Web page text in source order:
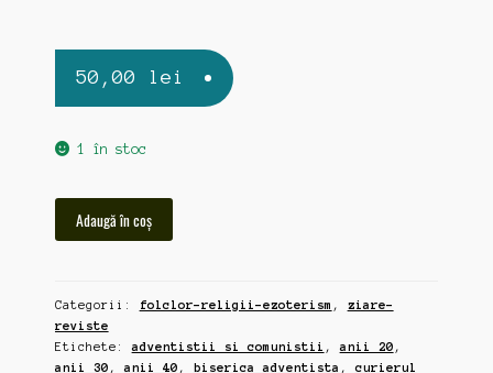
50,00 lei
1 în stoc
Curierul
propaganda
Biserica
Adventista,
Adaugă în coș
Categorii: folclor-religii-ezoterism , ziare-
reviste
Etichete:adventistii si comunistii ,anii 20 ,
anii 30 ,anii 40 , biserica adventista ,curierul